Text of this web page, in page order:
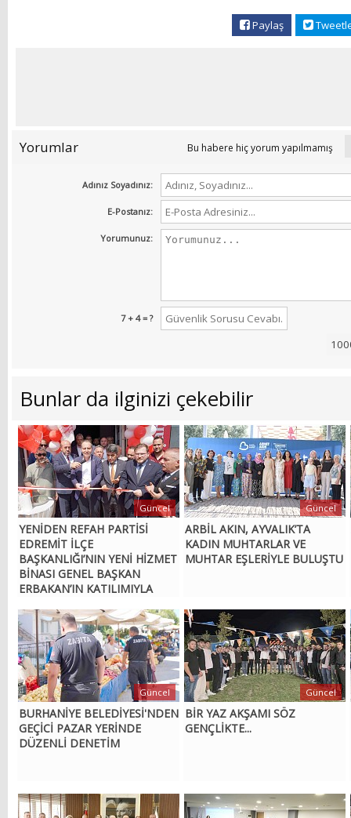
Paylaş
Yorumlar Bu habere hiç yorum yapılmamış
Adınız Soyadınız:
E-Postanız:
Yorumunuz:
7 + 4 = ?
Bunlar da ilginizi çekebilir
YENİDEN REFAH PARTİSİ
EDREMİT İLÇE
BAŞKANLIĞI’NIN YENİ HİZMET
BİNASI GENEL BAŞKAN
ERBAKAN’IN KATILIMIYLA
Güncel
ARBİL AKIN, AYVALIK’TA
KADIN MUHTARLAR VE
MUHTAR EŞLERİYLE BULUŞTU
Güncel
BURHANİYE BELEDİYESİ'NDEN
GEÇİCİ PAZAR YERİNDE
DÜZENLİ DENETİM
Güncel
BİR YAZ AKŞAMI SÖZ
GENÇLİKTE...
Güncel